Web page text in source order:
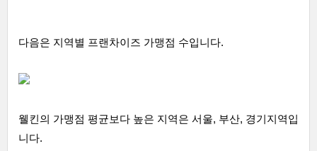
다음은 지역별 프랜차이즈 가맹점 수입니다.
웰킨의 가맹점 평균보다 높은 지역은 서울, 부산, 경기지역입
니다.